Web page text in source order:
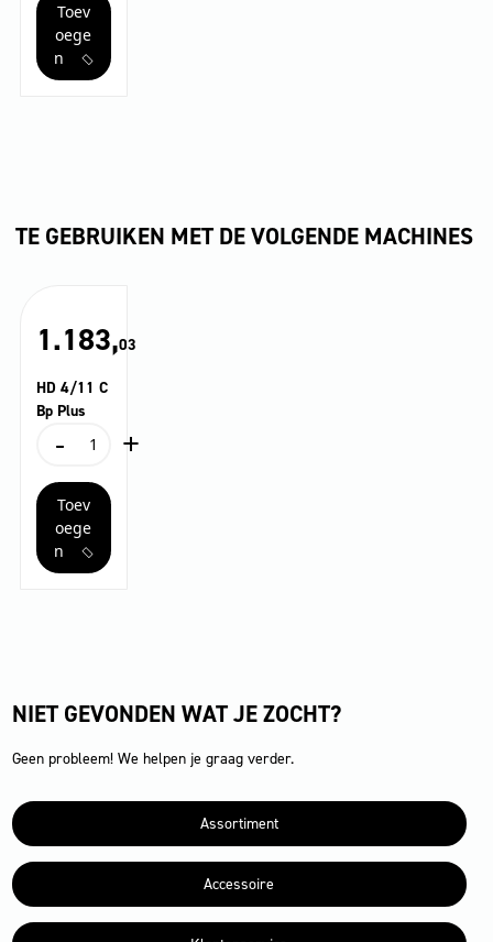
aantal
Toev
oege
n
TE GEBRUIKEN MET DE VOLGENDE MACHINES
1.183,03
HD 4/11 C
Bp Plus
-
HD
C
Bp
Plus
aantal
+
Toev
oege
n
NIET GEVONDEN WAT JE ZOCHT?
Geen probleem! We helpen je graag verder.
Assortiment
Accessoire